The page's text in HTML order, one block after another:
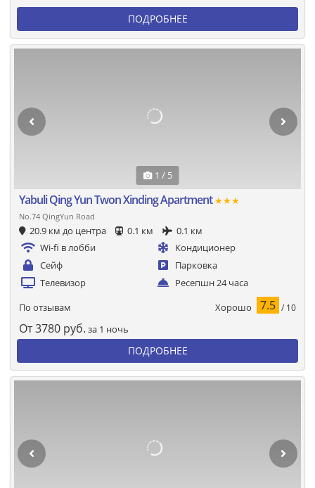
ПОДРОБНЕЕ
1 / 5
Yabuli Qing Yun Twon Xinding Apartment★★★
No.74 QingYun Road
20.9 км до центра 0.1 км
0.1 км
Wi-fi в лобби
Кондиционер
Сейф
Парковка
Телевизор
Ресепшн 24 часа
По отзывам Хорошо 7.5 / 10
От3780 руб. за 1 ночь
ПОДРОБНЕЕ